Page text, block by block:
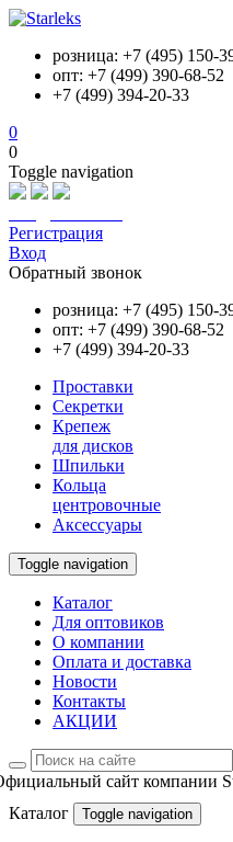
розница: +7 (495) 150-
опт: +7 (499) 390-68-52
+7 (499) 394-20-33
0
0
Toggle navigation
Регистрация
Вход
Обратный звонок
розница: +7 (495) 150-
опт: +7 (499) 390-68-52
+7 (499) 394-20-33
Проставки
Секретки
Крепеж
для дисков
Шпильки
Кольца
центровочные
Аксессуары
Toggle navigation
Каталог
Для оптовиков
О компании
Оплата и доставка
Новости
Контакты
АКЦИИ
сайт компании
Каталог
Toggle navigation